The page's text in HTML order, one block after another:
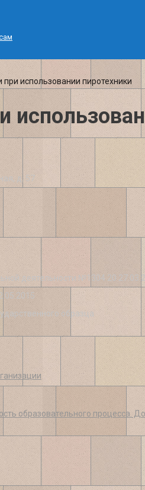
использовании пиротехники
д. 57
деятельности №1304 20
образца
образовательного процесса.